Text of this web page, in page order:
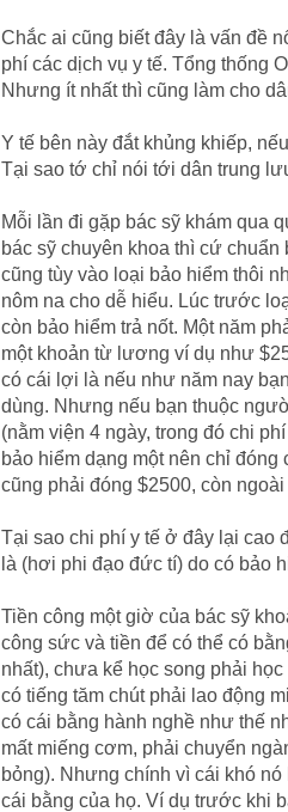
Chắc ai cũng biết đây là vấn đề
phí các dịch vụ y tế. Tổng thống
Nhưng ít nhất thì cũng làm cho
Y tế bên này đắt khủng khiếp,
Tại sao tớ chỉ nói tới dân trung
Mỗi lần đi gặp bác sỹ khám qua
bác sỹ chuyên khoa thì cứ
cũng tùy vào loại bảo hiểm thôi
nôm na cho dễ hiểu. Lúc trước
còn bảo hiểm trả nốt. Một năm
một khoản từ lương ví dụ như
có cái lợi là nếu như năm nay
dùng. Nhưng nếu bạn thuộc
(nằm viện 4 ngày, trong đó chi
bảo hiểm dạng một nên chỉ
cũng phải đóng $2500, còn
Tại sao chi phí y tế ở đây lại cao
là (hơi phi đạo đức tí) do có bảo
Tiền công một giờ của bác sỹ
công sức và tiền để có thể có
nhất), chưa kể học song phải
có tiếng tăm chút phải lao động
có cái bằng hành nghề như thế
mất miếng cơm, phải chuyển
bỏng). Nhưng chính vì cái khó
cái bằng của họ. Ví dụ trước khi